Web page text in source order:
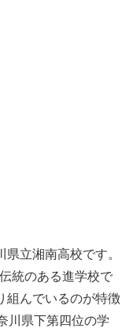
立湘南高校です。
統のある進学校で
組んでいるのが特徴
川県下第四位の学